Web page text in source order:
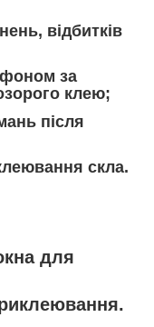
відбитків
за
клею;
після
скла.
для